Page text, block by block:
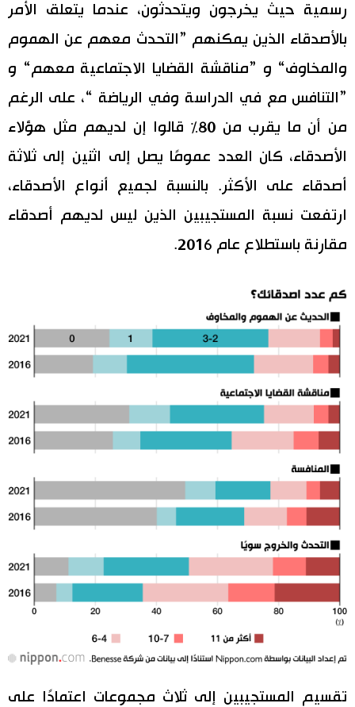
رسمية حيث يخرجون ويتحدثون، عندما يتعلق الأمر
بالأصدقاء الذين يمكنهم ”التحدث معهم عن الهموم
والمخاوف“ و ”مناقشة القضايا الاجتماعية معهم“ و
”التنافس مع في الدراسة وفي الرياضة “، على الرغم
من أن ما يقرب من 80٪ قالوا إن لديهم مثل هؤلاء
الأصدقاء، كان العدد عمومًا يصل إلى اثنين إلى ثلاثة
أصدقاء على الأكثر. بالنسبة لجميع أنواع الأصدقاء،
ارتفعت نسبة المستجيبين الذين ليس لديهم أصدقاء
مقارنة باستطلاع عام 2016.
تقسيم المستجيبين إلى ثلاث مجموعات اعتمادًا على